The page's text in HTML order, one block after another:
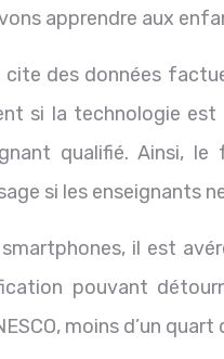
apprendre aux
des données
si la technologie
qualifié. Ainsi,
si les enseignants
il est
pouvant
moins d’un